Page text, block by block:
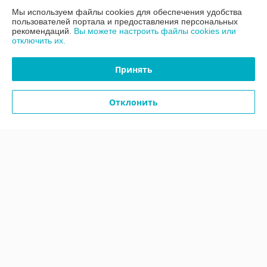
Контакты
Доставка и оплата
Мы используем файлы cookies для обеспечения удобства
пользователей портала и предоставления персональных
рекомендаций. Вы можете настроить файлы cookies или
отключить их.
Принять
Отклонить